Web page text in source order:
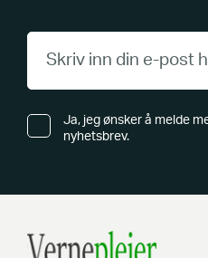
Ja, jeg ønsker å melde
nyhetsbrev.